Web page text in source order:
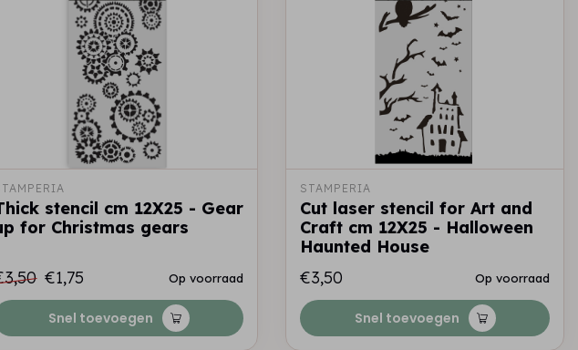
stencil cm 12X25 - Gear
for Christmas gears
€1,75 Op voorraad
Snel toevoegen
STAMPERIA
Cut laser stencil for Art and
Craft cm 12X25 - Halloween
Haunted House
€3,50
Op voorraad
Snel toevoegen